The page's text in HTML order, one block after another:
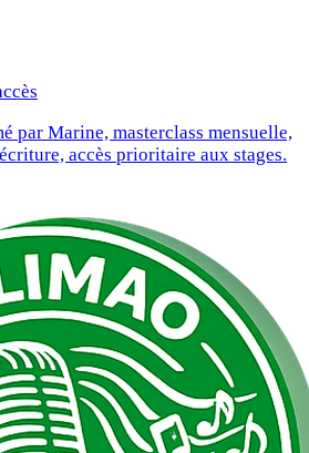
par Marine, masterclass mensuelle,
accès prioritaire aux stages.